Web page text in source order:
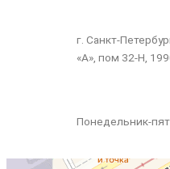
г. Санкт-
«А», пом 32-Н,
Понедельник-